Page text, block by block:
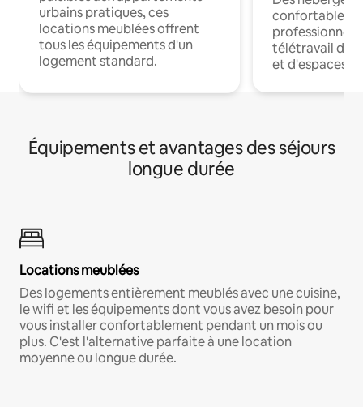
urbains pratiques, ces
locations meublées offrent
tous les équipements d'un
logement standard.
confortables
professionnels
télétravail
et d'espaces
Équipements et avantages des séjours
longue durée
Locations meublées
Des logements entièrement meublés avec une cuisine,
le wifi et les équipements dont vous avez besoin pour
vous installer confortablement pendant un mois ou
plus. C'est l'alternative parfaite à une location
moyenne ou longue durée.